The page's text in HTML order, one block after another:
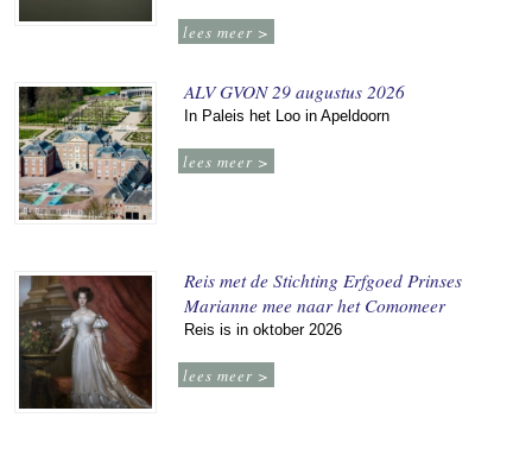
lees meer >
ALV GVON 29 augustus 2026
In Paleis het Loo in Apeldoorn
lees meer >
Reis met de Stichting Erfgoed Prinses
Marianne mee naar het Comomeer
Reis is in oktober 2026
lees meer >